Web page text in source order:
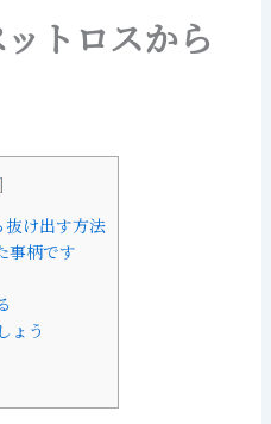
トロスから
]
け出す方法
事柄です
ょう